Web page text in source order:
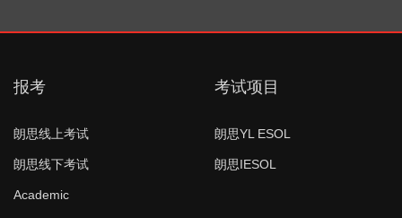
报考
朗思线上考试
朗思线下考试
Academic
考试项目
朗思YL ESOL
朗思IESOL